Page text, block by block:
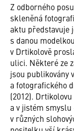
Z odborného
skleněná
aktu představuje
s danou
v Drtikolově
ulici. Některé ze
jsou publikovány
a fotografického
(2012).
a v jistém smyslu
v různých